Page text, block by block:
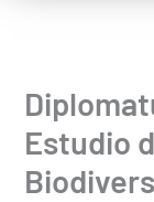
Estudio